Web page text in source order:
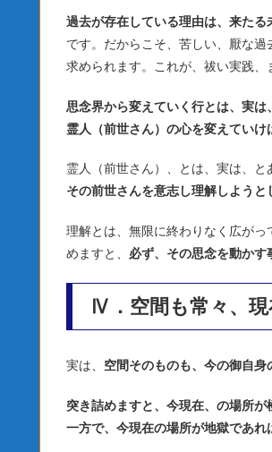
過去が存在している理由は、来たる
です。だからこそ、苦しい、厭な
求められます。これが、祓い実践、
思念界から変えていく行とは、実は
霊人（前世さん）の心を変えていけ
霊人（前世さん）、とは、実は、と
その前世さんを意志し理解しようと
理解とは、無限に終わりなく広が
めますと、 必ず、その思念を動かす
Ⅳ．空間も常々、現
実は、 空間そのものも、今の御自身
突き詰めますと、今現在、の場所が
一方で、今現在の場所が地獄であれ